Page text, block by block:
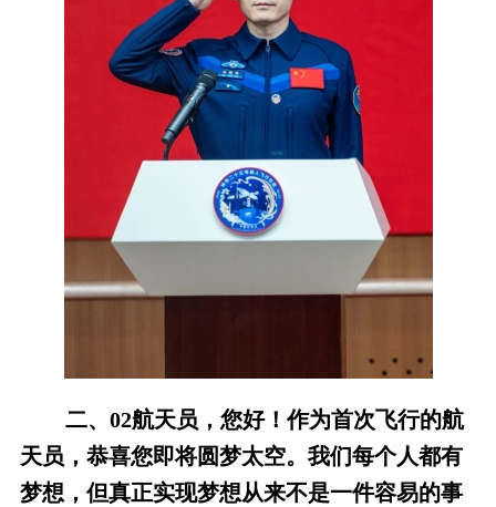
二、02航天员，您好！作为首次飞行的航
天员，恭喜您即将圆梦太空。我们每个人都有
梦想，但真正实现梦想从来不是一件容易的事